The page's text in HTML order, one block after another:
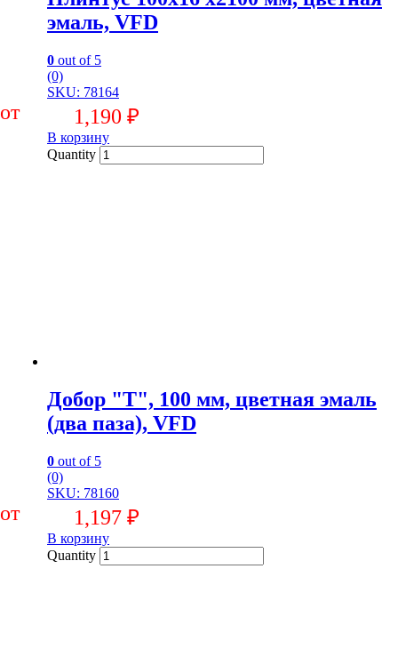
эмаль, VFD
0 out of 5
(0)
SKU: 78164
1,190 ₽
В корзину
Quantity
Добор "Т", 100 мм, цветная эмаль
(два паза), VFD
0 out of 5
(0)
SKU: 78160
1,197 ₽
В корзину
Quantity